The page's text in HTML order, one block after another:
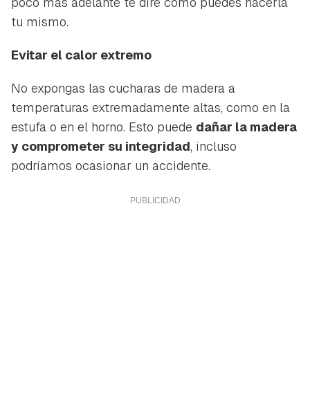
tu mismo.
Evitar el calor extremo
No expongas las cucharas de madera a
temperaturas extremadamente altas, como en la
estufa o en el horno. Esto puede dañar la madera
y comprometer su integridad, incluso
podríamos ocasionar un accidente.